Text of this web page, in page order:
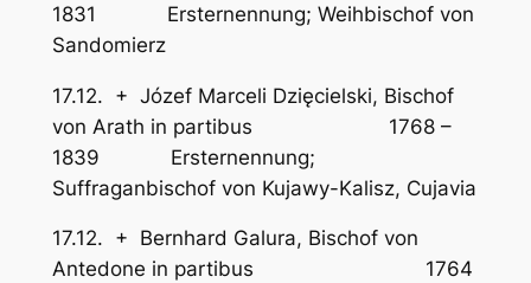
1831 Ersternennung; Weihbischof von
Sandomierz
17.12. + Józef Marceli Dzięcielski, Bischof
von Arath in partibus 1768 –
1839 Ersternennung;
Suffraganbischof von Kujawy-Kalisz, Cujavia
17.12. + Bernhard Galura, Bischof von
Antedone in partibus 1764